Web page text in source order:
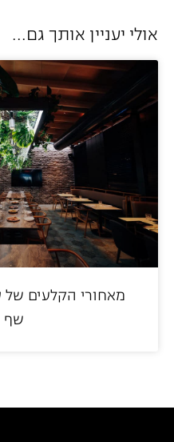
אולי יעניין אותך גם...
מאחורי הקלעים של
שף